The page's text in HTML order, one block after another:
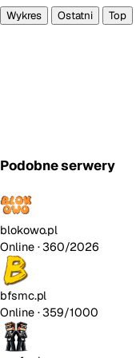
Wykres
Ostatni Top
Podobne serwery
blokowo.pl
Online· 360/2026
bfsmc.pl
Online· 359/1000